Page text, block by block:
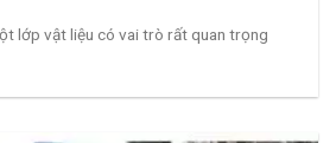
lớp vật liệu có vai trò rất quan trọng